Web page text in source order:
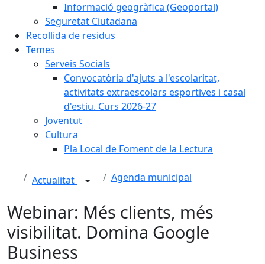
Informació geogràfica (Geoportal)
Seguretat Ciutadana
Recollida de residus
Temes
Serveis Socials
Convocatòria d'ajuts a l'escolaritat,
activitats extraescolars esportives i casal
d'estiu. Curs 2026-27
Joventut
Cultura
Pla Local de Foment de la Lectura
Actualitat Agenda municipal
Webinar: Més clients, més
visibilitat. Domina Google
Business